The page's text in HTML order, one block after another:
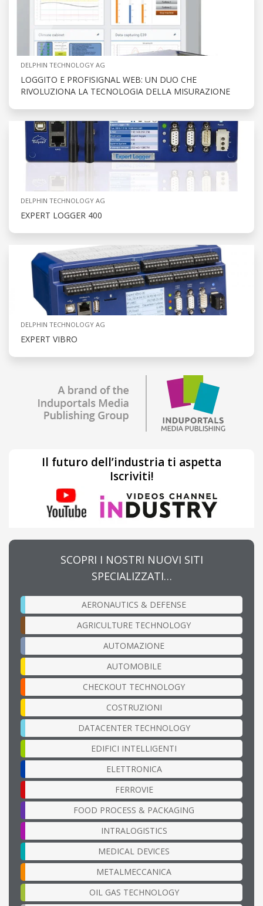
DELPHIN TECHNOLOGY AG
LOGGITO E PROFISIGNAL WEB: UN DUO CHE
RIVOLUZIONA LA TECNOLOGIA DELLA MISURAZIONE
DELPHIN TECHNOLOGY AG
EXPERT LOGGER 400
DELPHIN TECHNOLOGY AG
EXPERT VIBRO
Il futuro dell’industria ti aspetta
Iscriviti!
SCOPRI I NOSTRI NUOVI SITI
SPECIALIZZATI…
AERONAUTICS & DEFENSE
AGRICULTURE TECHNOLOGY
AUTOMAZIONE
AUTOMOBILE
CHECKOUT TECHNOLOGY
COSTRUZIONI
DATACENTER TECHNOLOGY
EDIFICI INTELLIGENTI
ELETTRONICA
FERROVIE
FOOD PROCESS & PACKAGING
INTRALOGISTICS
MEDICAL DEVICES
METALMECCANICA
OIL GAS TECHNOLOGY